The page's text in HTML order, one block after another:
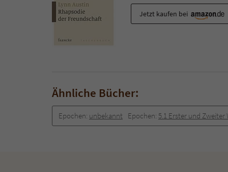
Jetzt kaufen bei
Ähnliche Bücher:
Epochen: unbekannt Epochen: 5.1 Erster und Zweiter